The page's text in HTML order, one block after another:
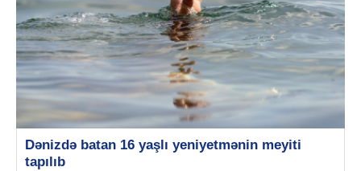
Dənizdə batan 16 yaşlı yeniyetmənin meyiti
tapılıb